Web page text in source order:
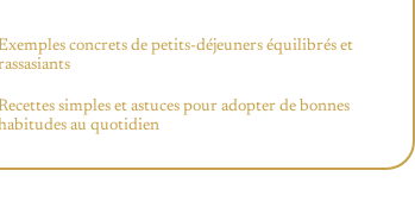
concrets de petits-déjeuners équilibrés et
simples et astuces pour adopter de bonnes
au quotidien